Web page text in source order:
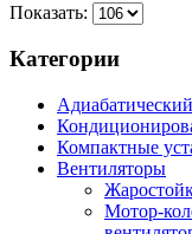
Показать:
Категории
Компактные
Вентиляторы
Мотор-